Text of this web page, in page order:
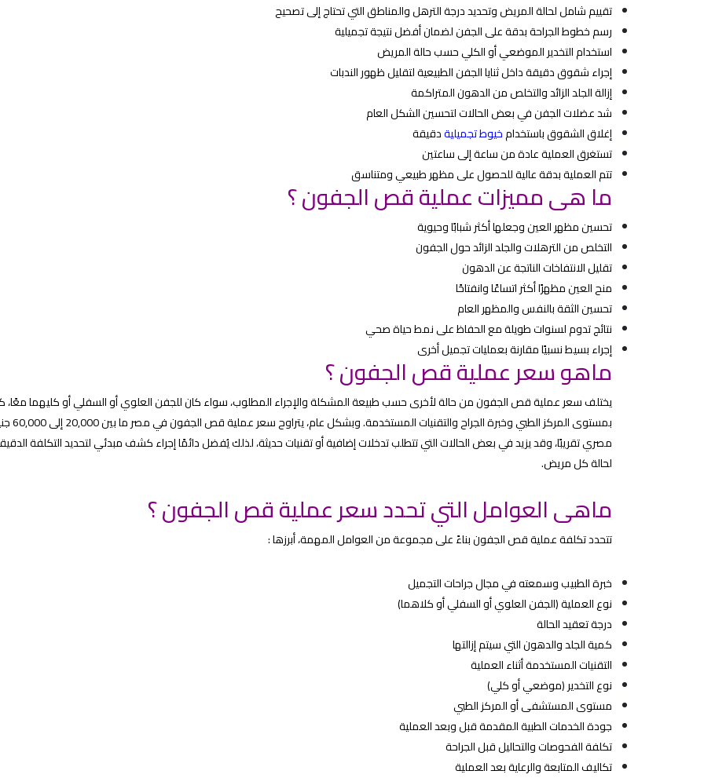
تقييم شامل لحالة المريض وتحديد درجة الترهل والمناطق التي تحتاج إلى تصحيح
رسم خطوط الجراحة بدقة على الجفن لضمان أفضل نتيجة تجميلية
استخدام التخدير الموضعي أو الكلي حسب حالة المريض
إجراء شقوق دقيقة داخل ثنايا الجفن الطبيعية لتقليل ظهور الندبات
إزالة الجلد الزائد والتخلص من الدهون المتراكمة
شد عضلات الجفن في بعض الحالات لتحسين الشكل العام
إغلاق الشقوق باستخدامخيوط تجميليةدقيقة
تستغرق العملية عادة من ساعة إلى ساعتين
تتم العملية بدقة عالية للحصول على مظهر طبيعي ومتناسق
ما هى مميزات عملية قص الجفون ؟
تحسين مظهر العين وجعلها أكثر شبابًا وحيوية
التخلص من الترهلات والجلد الزائد حول الجفون
تقليل الانتفاخات الناتجة عن الدهون
منح العين مظهرًا أكثر اتساعًا وانفتاحًا
تحسين الثقة بالنفس والمظهر العام
نتائج تدوم لسنوات طويلة مع الحفاظ على نمط حياة صحي
إجراء بسيط نسبيًا مقارنة بعمليات تجميل أخرى
ماهو سعر عملية قص الجفون ؟
يختلف سعر عملية قص الجفون من حالة لأخرى حسب طبيعة المشكلة والإجراء المطلوب، سواء كان للجفن العلوي أو السفلي أو كليهما معًا،
بمستوى المركز الطبي وخبرة الجراح
مصري تقريبًا، وقد يزيد في بعض الحالات التي تتطلب تدخلات إضافية أو تقنيات حديثة، لذلك يُفضل دائمًا إجراء كشف مبدئي لتحديد التكلفة
لحالة كل مريض.
ماهى العوامل التي تحدد سعر عملية قص الجفون ؟
تتحدد تكلفة عملية قص الجفون بناءً على مجموعة من العوامل المهمة، أبرزها :
خبرة الطبيب وسمعته في مجال جراحات التجميل
نوع العملية (الجفن العلوي أو السفلي أو كلاهما)
درجة تعقيد الحالة
كمية الجلد والدهون التي سيتم إزالتها
التقنيات المستخدمة أثناء العملية
نوع التخدير (موضعي أو كلي)
مستوى المستشفى أو المركز الطبي
جودة الخدمات الطبية المقدمة قبل وبعد العملية
تكلفة الفحوصات والتحاليل قبل الجراحة
تكاليف المتابعة والرعاية بعد العملية